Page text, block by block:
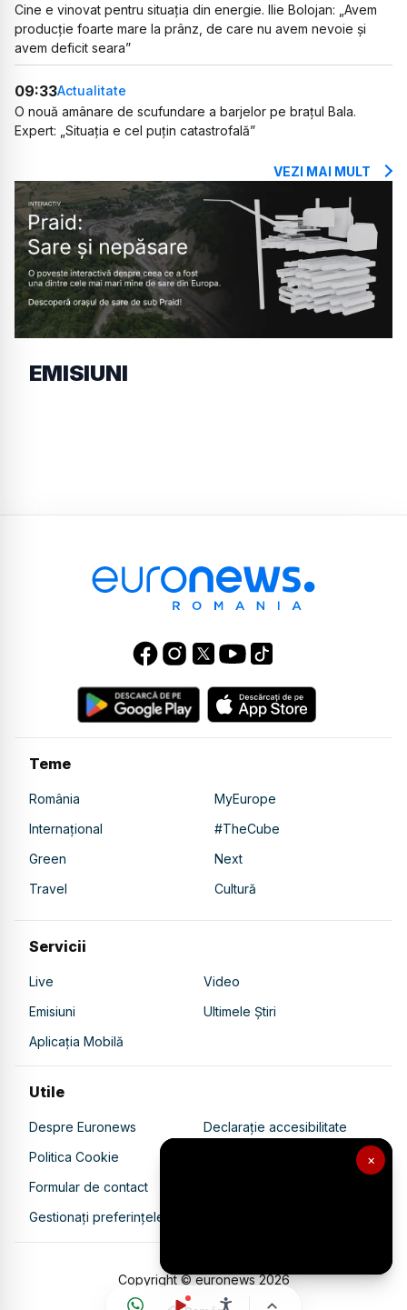
×
Cine e vinovat pentru situația din energie. Ilie Bolojan: „Avem
producție foarte mare la prânz, de care nu avem nevoie și
avem deficit seara”
09:33Actualitate
O nouă amânare de scufundare a barjelor pe brațul Bala.
Expert: „Situația e cel puțin catastrofală”
VEZI MAI MULT
EMISIUNI
Teme
România
MyEurope
Internațional
#TheCube
Green
Next
Travel
Cultură
Servicii
Live
Video
Emisiuni
Ultimele Știri
Aplicația Mobilă
Utile
Despre Euronews
Declarație accesibilitate
Politica Cookie
Politica de confidențialitate
Formular de contact
Gestionați preferințele
Copyright © euronews2026